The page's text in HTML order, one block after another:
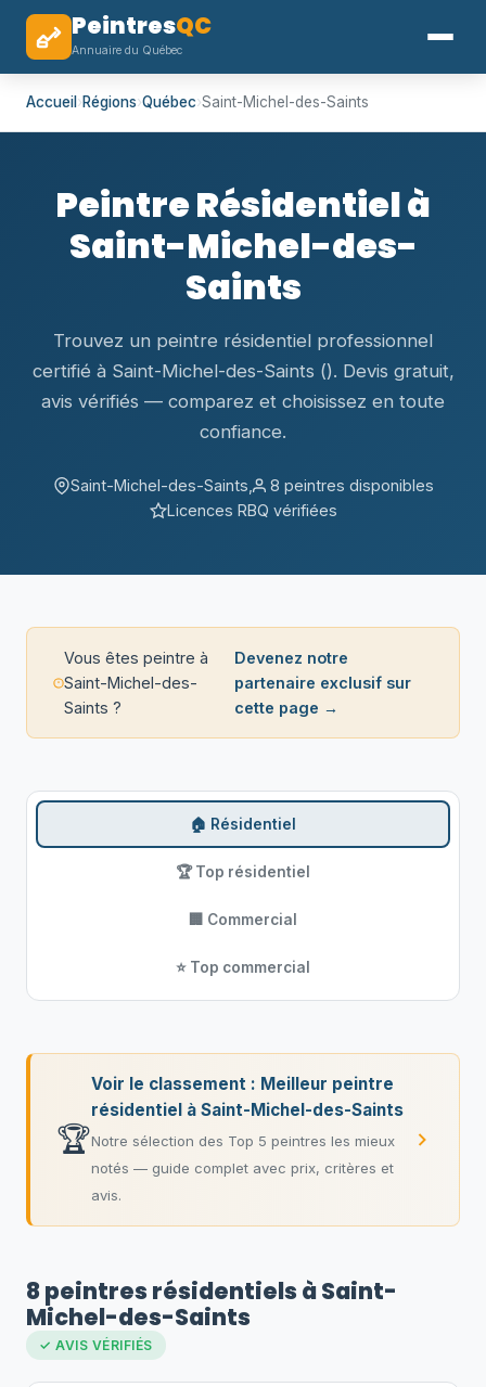
PeintresQC
Annuaire du Québec
Accueil ›Régions›Québec›Saint-Michel-des-Saints
Peintre Résidentiel à
Saint-Michel-des-
Saints
Trouvez un peintre résidentiel professionnel
certifié à Saint-Michel-des-Saints (). Devis gratuit,
avis vérifiés — comparez et choisissez en toute
confiance.
Saint-Michel-des-Saints,
8 peintres disponibles
Licences RBQ vérifiées
Vous êtes peintre à
Saint-Michel-des-
Saints ?
Devenez notre
partenaire exclusif sur
cette page →
🏠 Résidentiel
🏆 Top résidentiel
🏢 Commercial
⭐ Top commercial
🏆
Voir le classement : Meilleur peintre
résidentiel à Saint-Michel-des-Saints
Notre sélection des Top 5 peintres les mieux
notés — guide complet avec prix, critères et
avis.
8 peintres résidentiels à Saint-
Michel-des-Saints
✓ AVIS VÉRIFIÉS